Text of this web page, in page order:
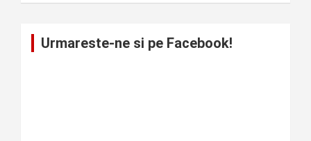
Urmareste-ne si pe Facebook!